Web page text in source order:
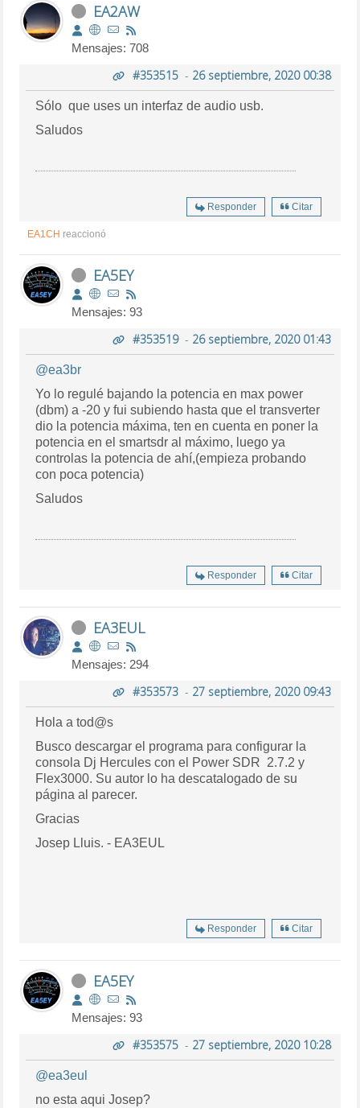
EA2AW
Mensajes: 708
#353515- 26 septiembre, 2020 00:38
Sólo que uses un interfaz de audio usb.
Saludos
Responder Citar
EA1CH reaccionó
EA5EY
Mensajes: 93
#353519- 26 septiembre, 2020 01:43
@ea3br
Yo lo regulé bajando la potencia en max power
(dbm) a -20 y fui subiendo hasta que el transverter
dio la potencia máxima, ten en cuenta en poner la
potencia en el smartsdr al máximo, luego ya
controlas la potencia de ahí,(empieza probando
con poca potencia)
Saludos
Responder Citar
EA3EUL
Mensajes: 294
#353573- 27 septiembre, 2020 09:43
Hola a tod@s
Busco descargar el programa para configurar la
consola Dj Hercules con el Power SDR 2.7.2 y
Flex3000. Su autor lo ha descatalogado de su
página al parecer.
Gracias
Josep Lluis. - EA3EUL
Responder Citar
EA5EY
Mensajes: 93
#353575- 27 septiembre, 2020 10:28
@ea3eul
no esta aqui Josep?